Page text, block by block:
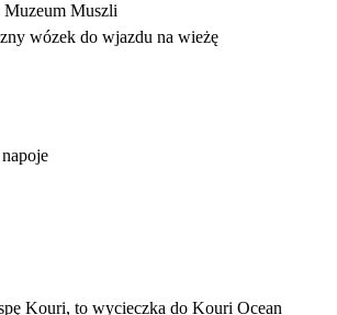
Muzeum Muszli
wózek do wjazdu na wieżę
Kouri, to wycieczka do Kouri Ocean